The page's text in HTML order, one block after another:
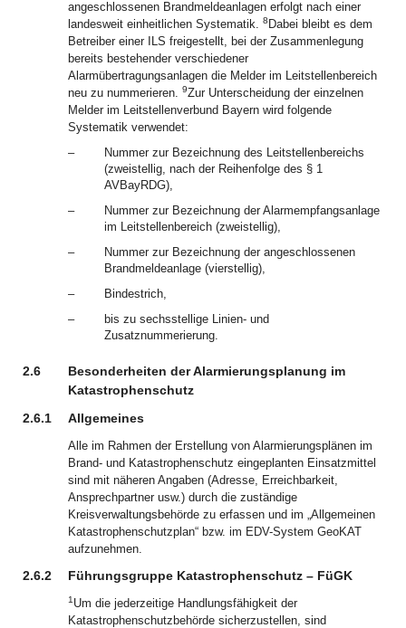
angeschlossenen Brandmeldeanlagen erfolgt nach einer
landesweit einheitlichen Systematik. 8 Dabei bleibt es dem
Betreiber einer ILS freigestellt, bei der Zusammenlegung
bereits bestehender verschiedener
Alarmübertragungsanlagen die Melder im Leitstellenbereich
neu zu nummerieren. 9Zur Unterscheidung der einzelnen
Melder im Leitstellenverbund Bayern wird folgende
Systematik verwendet:
–
Nummer zur Bezeichnung des Leitstellenbereichs
(zweistellig, nach der Reihenfolge des § 1
AVBayRDG),
–
Nummer zur Bezeichnung der Alarmempfangsanlage
im Leitstellenbereich (zweistellig),
–
Nummer zur Bezeichnung der angeschlossenen
Brandmeldeanlage (vierstellig),
–
Bindestrich,
–
bis zu sechsstellige Linien- und
Zusatznummerierung.
2.6
Besonderheiten der Alarmierungsplanung im
Katastrophenschutz
2.6.1
Allgemeines
Alle im Rahmen der Erstellung von Alarmierungsplänen im
Brand- und Katastrophenschutz eingeplanten Einsatzmittel
sind mit näheren Angaben (Adresse, Erreichbarkeit,
Ansprechpartner usw.) durch die zuständige
Kreisverwaltungsbehörde zu erfassen und im „Allgemeinen
Katastrophenschutzplan“ bzw. im EDV-System GeoKAT
aufzunehmen.
2.6.2 Führungsgruppe Katastrophenschutz – FüGK
1Um die jederzeitige Handlungsfähigkeit der
Katastrophenschutzbehörde sicherzustellen, sind